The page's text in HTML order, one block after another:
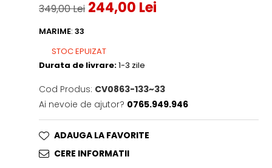
349,00 Lei 244,00 Lei
MARIME:33
STOC EPUIZAT
Durata de livrare:1-3 zile
Cod Produs: CV0863-133~33
Ai nevoie de ajutor? 0765.949.946
ADAUGA LA FAVORITE
CERE INFORMATII